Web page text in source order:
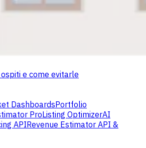
e come evitarle
DashboardsPortfolio
ProListing OptimizerAI
APIRevenue Estimator API &